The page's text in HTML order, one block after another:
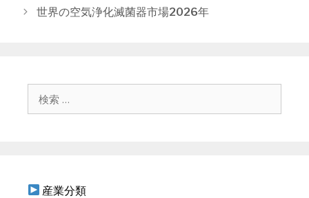
ー
稿
世界の空気浄化滅菌器市場2026年
産業分類